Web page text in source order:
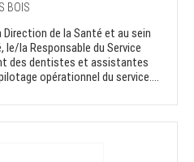
BOIS
de la Santé et au sein
le/la Responsable du Service
des dentistes et assistantes
opérationnel du service....